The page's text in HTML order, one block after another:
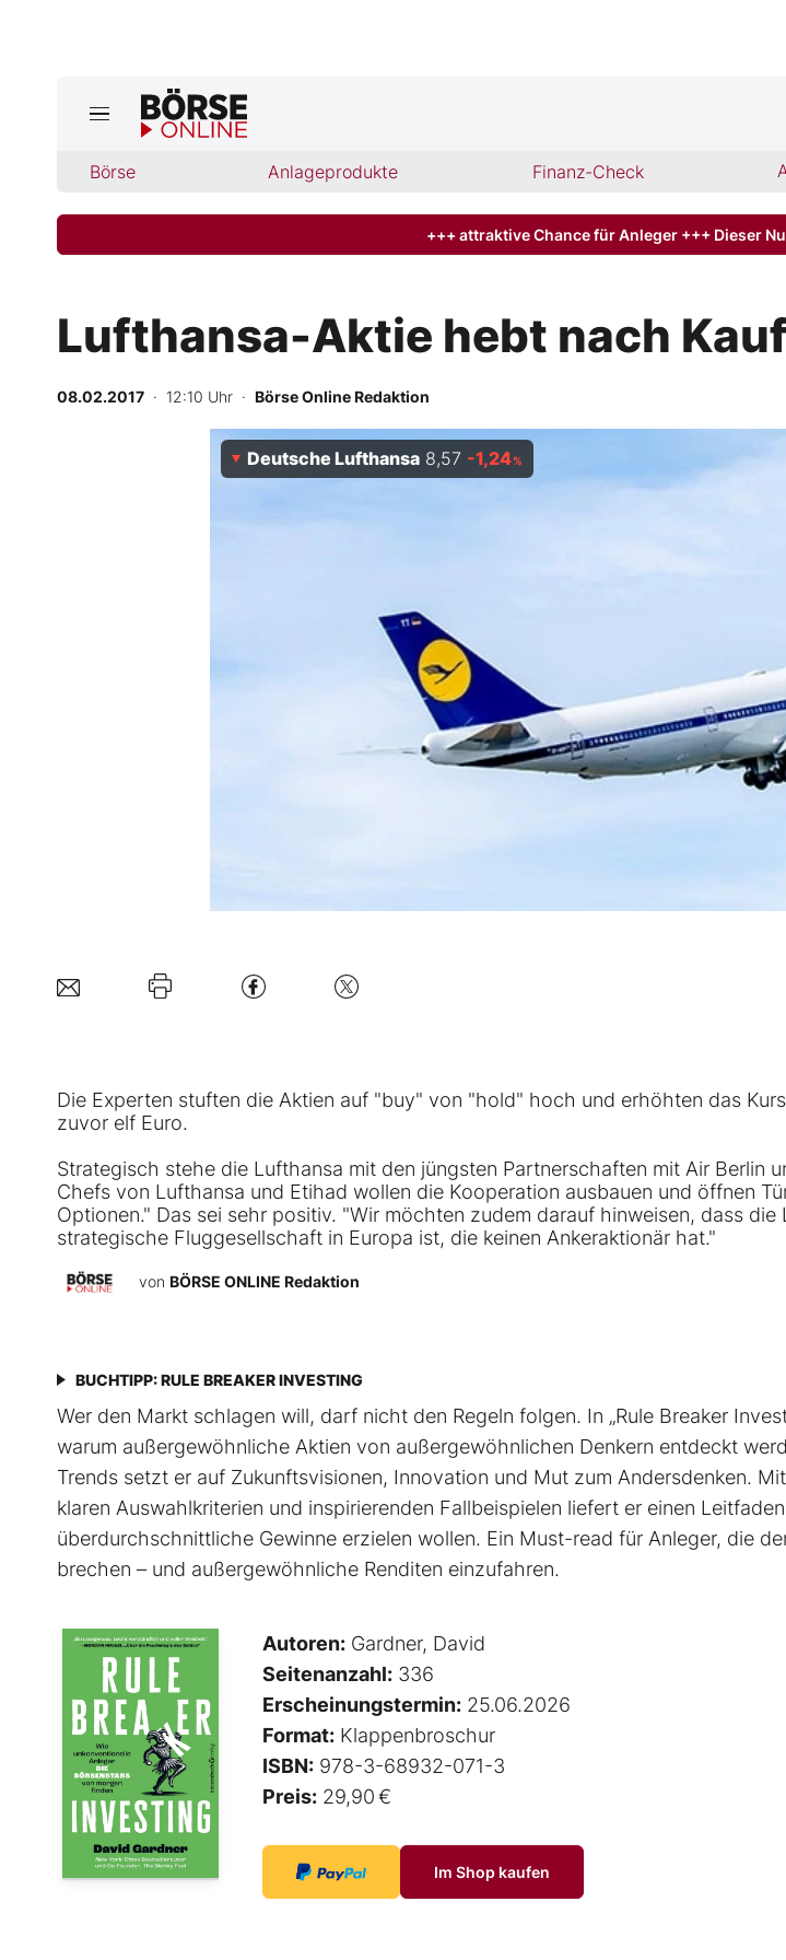
Börse Anlageprodukte Finanz-Check
Jetzt aktuelle Ausgabe BÖRSE ONLINE lesen
Finanz-Check
Abo & Shop
BO-Musterdepots
+++ attraktive Chance für Anleger +++ Dieser
Lufthansa-Aktie hebt nach
08.02.2017 · 12:10 Uhr · Börse Online Redaktion
Deutsche Lufthansa 8,57 -1,24%
Die Experten stuften die Aktien auf "buy" von "hold" hoch und erhöhten das
zuvor elf Euro.
Strategisch stehe die Lufthansa mit den jüngsten Partnerschaften mit Air Berlin
Chefs von Lufthansa und Etihad wollen die Kooperation ausbauen und öffnen
Optionen." Das sei sehr positiv. "Wir möchten zudem darauf hinweisen, dass die
strategische Fluggesellschaft in Europa ist, die keinen Ankeraktionär hat."
von BÖRSE ONLINE Redaktion
BUCHTIPP: RULE BREAKER INVESTING
Wer den Markt schlagen will, darf nicht den Regeln folgen. In „Rule Breaker
warum außergewöhnliche Aktien von außer­gewöhnlichen Denkern entdeckt
Trends setzt er auf Zukunftsvisionen, Innovation und Mut zum Andersdenken.
klaren Auswahlkriterien und inspirierenden Fallbeispielen liefert er einen
überdurchschnittliche Gewinne erzielen wollen. Ein Must-read für Anleger, die
brechen – und außergewöhnliche Renditen einzufahren.
Autoren: Gardner, David
Seitenanzahl: 336
Erscheinungstermin: 25.06.2026
Format: Klappenbroschur
ISBN: 978-3-68932-071-3
Preis: 29,90 €
Im Shop kaufen